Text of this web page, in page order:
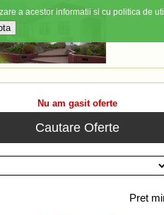
Nu am gasit oferte
Cautare Oferte
Pret
a acestor informatii si cu politica de